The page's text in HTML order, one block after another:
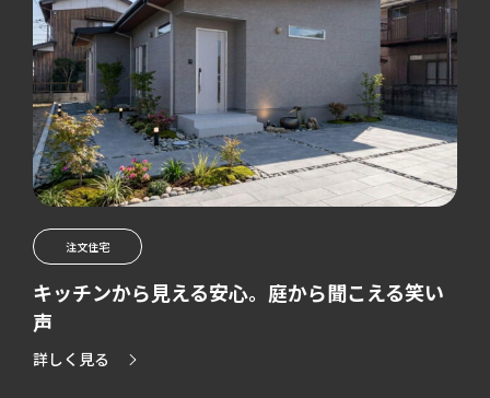
注文住宅
チンから見える安心。庭から聞こえる笑い
く見る
心地